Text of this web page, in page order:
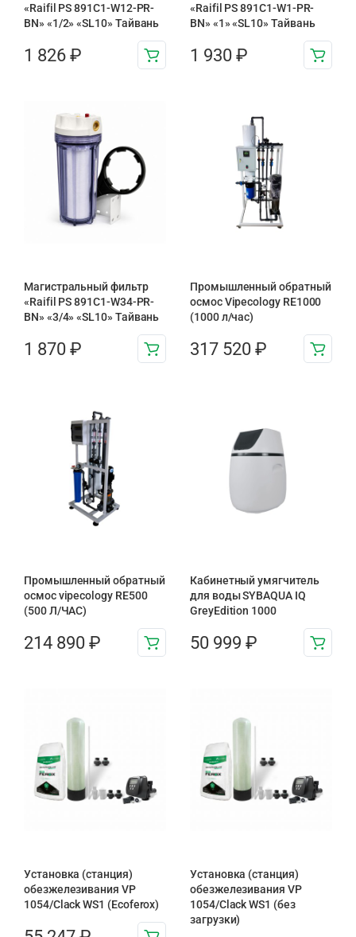
«Raifil PS 891C1-W12-PR-
BN» «1/2» «SL10» Тайвань
1 826 ₽
«Raifil PS 891С1-W1-PR-
BN» «1» «SL10» Тайвань
1 930 ₽
Магистральный фильтр
«Raifil PS 891C1-W34-PR-
BN» «3/4» «SL10» Тайвань
1 870 ₽
Промышленный обратный
осмос Vipecology RE1000
(1000 л/час)
317 520 ₽
Промышленный обратный
осмос vipecology RE500
(500 Л/ЧАС)
214 890 ₽
Кабинетный умягчитель
для воды SYBAQUA IQ
GreyEdition 1000
50 999 ₽
Установка (станция)
обезжелезивания VP
1054/Clack WS1 (Ecoferox)
Установка (станция)
обезжелезивания VP
1054/Clack WS1 (без
загрузки)